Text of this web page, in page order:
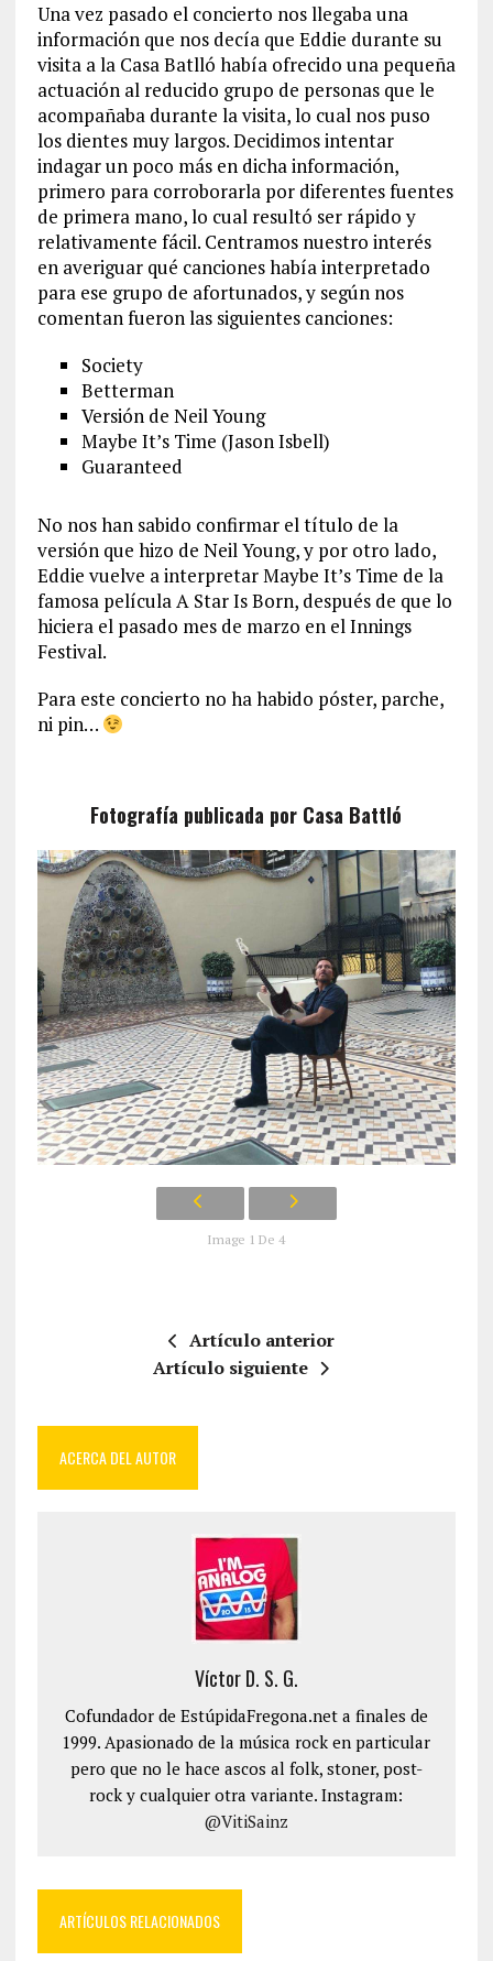
Una vez pasado el concierto nos llegaba una
información que nos decía que Eddie durante su
visita a la Casa Batlló había ofrecido una pequeña
actuación al reducido grupo de personas que le
acompañaba durante la visita, lo cual nos puso
los dientes muy largos. Decidimos intentar
indagar un poco más en dicha información,
primero para corroborarla por diferentes fuentes
de primera mano, lo cual resultó ser rápido y
relativamente fácil. Centramos nuestro interés
en averiguar qué canciones había interpretado
para ese grupo de afortunados, y según nos
comentan fueron las siguientes canciones:
Society
Betterman
Versión de Neil Young
Maybe It’s Time (Jason Isbell)
Guaranteed
No nos han sabido confirmar el título de la
versión que hizo de Neil Young, y por otro lado,
Eddie vuelve a interpretar Maybe It’s Time de la
famosa película A Star Is Born, después de que lo
hiciera el pasado mes de marzo en el Innings
Festival.
Para este concierto no ha habido póster, parche,
ni pin…
Fotografía publicada por Casa Battló
Image 1 De 4
Artículo anterior
Artículo siguiente
ACERCA DEL AUTOR
Víctor D. S. G.
Cofundador de EstúpidaFregona.net a finales de
1999. Apasionado de la música rock en particular
pero que no le hace ascos al folk, stoner, post-
rock y cualquier otra variante. Instagram:
@VitiSainz
ARTÍCULOS RELACIONADOS